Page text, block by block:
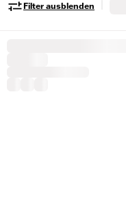
Filter ausblenden